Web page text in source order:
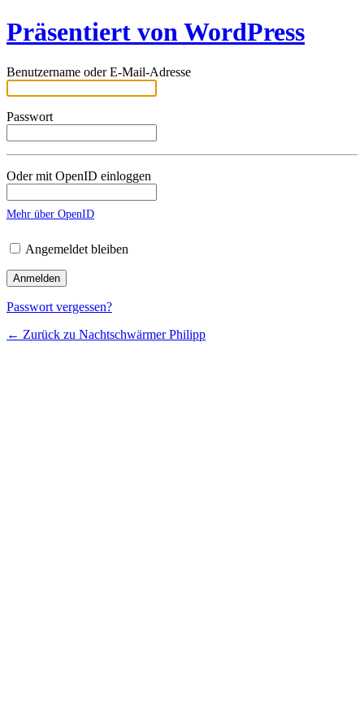
Präsentiert von WordPress
Benutzername oder E-Mail-Adresse
Passwort
Oder mit OpenID einloggen
Mehr über OpenID
Angemeldet bleiben
Passwort vergessen?
← Zurück zu Nachtschwärmer Philipp